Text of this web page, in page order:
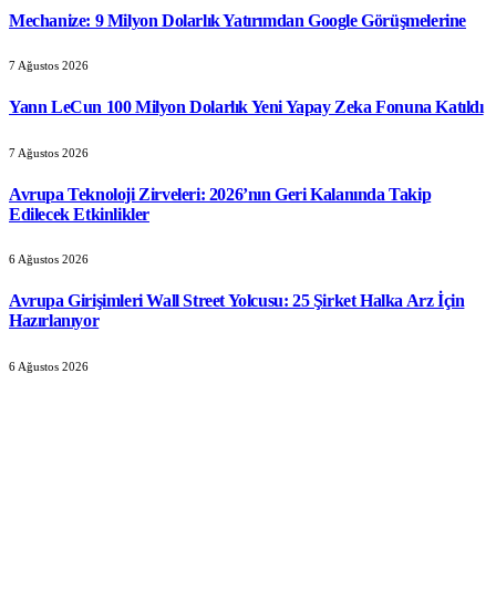
Mechanize: 9 Milyon Dolarlık Yatırımdan Google Görüşmelerine
7 Ağustos 2026
Yann LeCun 100 Milyon Dolarlık Yeni Yapay Zeka Fonuna Katıldı
7 Ağustos 2026
Avrupa Teknoloji Zirveleri: 2026’nın Geri Kalanında Takip
Edilecek Etkinlikler
6 Ağustos 2026
Avrupa Girişimleri Wall Street Yolcusu: 25 Şirket Halka Arz İçin
Hazırlanıyor
6 Ağustos 2026